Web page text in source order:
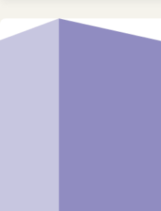
de wettelijke vakantie-uren